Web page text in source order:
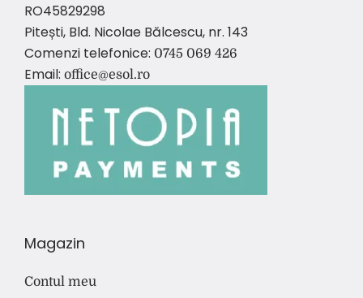
RO45829298
Pitești, Bld. Nicolae Bălcescu, nr. 143
Comenzi telefonice: 0745 069 426
Email: office@esol.ro
Magazin
Contul meu